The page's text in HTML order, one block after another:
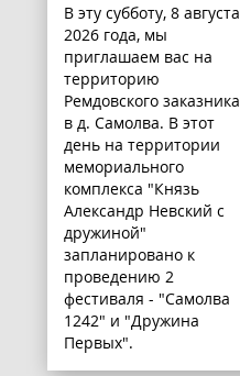
В эту субботу, 8 августа
2026 года, мы
приглашаем вас на
территорию
Ремдовского заказника
в д. Самолва. В этот
день на территории
мемориального
комплекса "Князь
Александр Невский с
дружиной"
запланировано к
проведению 2
фестиваля - "Самолва
1242" и "Дружина
Первых".